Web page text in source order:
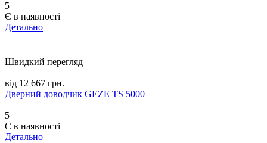
5
Є в наявності
Детально
Швидкий перегляд
від 12 667 грн.
Дверний доводчик GEZE TS 5000
5
Є в наявності
Детально